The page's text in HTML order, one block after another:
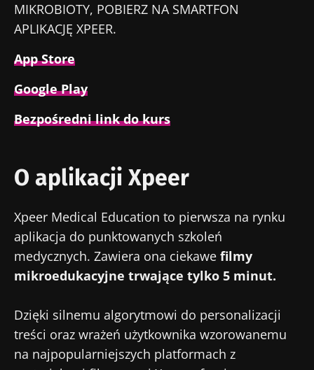
MIKROBIOTY, POBIERZ NA SMARTFON
APLIKACJĘ XPEER.
App Store
Google Play
Bezpośredni link do kurs
O aplikacji Xpeer
Xpeer Medical Education to pierwsza na rynku
aplikacja do punktowanych szkoleń
medycznych. Zawiera ona ciekawe filmy
mikroedukacyjne trwające tylko 5 minut.
Dzięki silnemu algorytmowi do personalizacji
treści oraz wrażeń użytkownika wzorowanemu
na najpopularniejszych platformach z
Nie odchodź tak
Dołącz do społeczności mikrobioty dla
pracowników ochrony zdrowia i odbieraj